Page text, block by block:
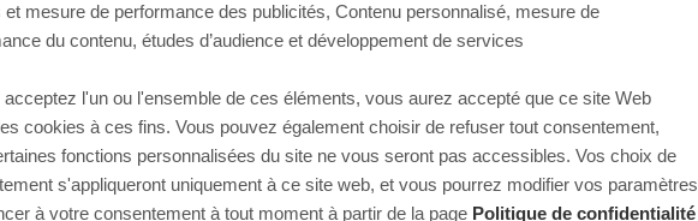
et mesure de performance des publicités, Contenu personnalisé, mesure de
du contenu, études d’audience et développement de services
acceptez l'un ou l'ensemble de ces éléments, vous aurez accepté que ce site Web
cookies à ces fins. Vous pouvez également choisir de refuser tout consentement,
fonctions personnalisées du site ne vous seront pas accessibles. Vos choix de
s'appliqueront uniquement à ce site web, et vous pourrez modifier vos paramètres
à votre consentement à tout moment à partir de la page Politique de confidentialité
Reload to try again, or go back.
Reload Back